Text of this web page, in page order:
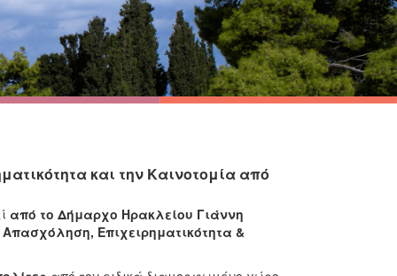
και την Καινοτομία από
από το Δήμαρχο Ηρακλείου Γιάννη
Επιχειρηματικότητα &